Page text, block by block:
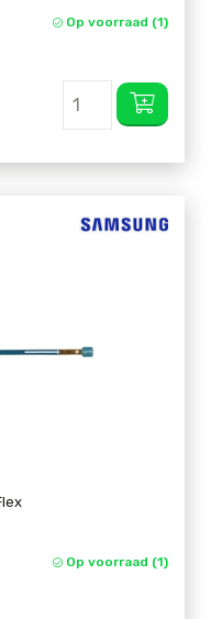
Op voorraad (1)
Op voorraad (1)